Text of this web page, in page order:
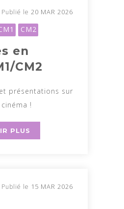
Publié le 20 MAR 2026
CM2
en
CM2
présentations sur
!
PLUS
Publié le 15 MAR 2026